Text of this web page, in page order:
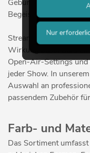
Geburtstagen und
Begeisterung.
Streamer – lange,
Wirkung besonders
Open-Air-Settings und
jeder Show. In
Auswahl an
passendem Zubehör
Farb- und
Das Sortiment
Nur